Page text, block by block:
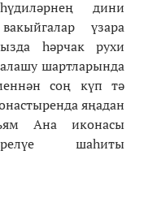
дини
үзара
һәрчак рухи
шартларында
соң күп тә
яңадан
Ана иконасы
шаһиты